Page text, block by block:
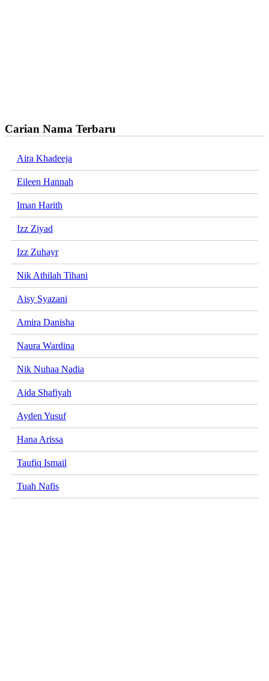
Carian Nama Terbaru
Aira Khadeeja
Eileen Hannah
Iman Harith
Izz Ziyad
Izz Zuhayr
Nik Athilah Tihani
Aisy Syazani
Amira Danisha
Naura Wardina
Nik Nuhaa Nadia
Aida Shafiyah
Ayden Yusuf
Hana Arissa
Taufiq Ismail
Tuah Nafis